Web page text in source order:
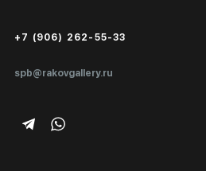
spb@rakovgallery.ru
+7 (906) 262-55-33
Экспертиза/Вывоз за границу
Подарочные сертификаты